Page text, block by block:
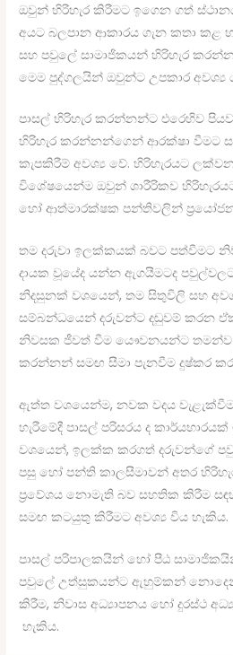
ඔවුන් හිරිහැර කිරීමට ඉගෙන ගත්
අයට බලපාන ආකාරය ගැන කතා කළ
සහ පවුලේ සාමාජිකයන් හිරිහැර
මෙම පුද්ගලයින් ඔවුන්ට උපකාර
පාසල් හිරිහැර කරන්නන්ට එරෙහිව
හිරිහැර කරන්නන්ගෙන් ආරක්ෂා වීමට
කැපකිරීම් අවශ්‍ය වේ. හිරිහැරයට
විශේෂයෙන්ම ඔවුන් ශාරීරිකව
හෝ ආත්මාරක්ෂක පන්තිවලින්
තම දරුවා ඉලක්කයක් බවට පත්වීමට
දායක වූයේද යන්න ඇගයීමටද
නිදසුනක් වශයෙන්, තම සිතුවිලි සහ
සම්බන්ධයෙන් දරුවන්ට දඬුවම් කරන
නිවසක ජීවත් වීම යෞවනයන්ට තමන්ව
කරන්නන් සමඟ සීමා පැනවීම දුෂ්කර
ඇත්ත වශයෙන්ම, නවක වදය
හැරීමේදී පාසල් පරිසරය ද
වශයෙන්, ඉලක්ක කරගත් දරුවන්ගේ
පසු හෝ පන්ති කාලසීමාවන් අතර
ප්‍රවේශය නොමැති බව සහතික කිරීම
සමඟ කටයුතු කිරීමට අවශ්‍ය විය හැකිය.
පාසල් පරිපාලකයින් හෝ පීඨ
පවුලේ උත්සුකයන්ට ඇහුම්කන්
කිරීම, නිවාස අධ්‍යාපනය හෝ දුරස්ථ
හැකිය.